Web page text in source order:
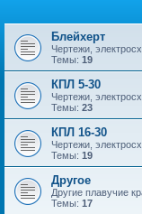
Блейхерт
Чертежи,
Темы: 19
КПЛ 5-30
Чертежи,
Темы: 23
КПЛ 16-30
Чертежи,
Темы: 19
Другое
Другие плавучие
Темы: 17